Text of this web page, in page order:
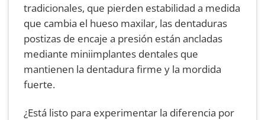
tradicionales, que pierden estabilidad a medida
que cambia el hueso maxilar, las dentaduras
postizas de encaje a presión están ancladas
mediante miniimplantes dentales que
mantienen la dentadura firme y la mordida
fuerte.
¿Está listo para experimentar la diferencia por